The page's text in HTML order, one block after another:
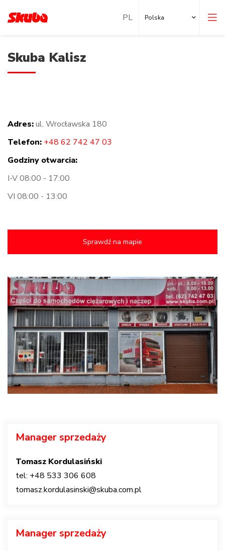
Polska
Skuba Kalisz
Adres:ul. Wrocławska 180
Telefon: +48 62 742 47 03
Godziny otwarcia:
I-V 08:00 - 17:00
VI 08:00 - 13:00
Sprawdź na mapie
Manager sprzedaży
Tomasz Kordulasiński
tel: +48 533 306 608
tomasz.kordulasinski@skuba.com.pl
Manager sprzedaży